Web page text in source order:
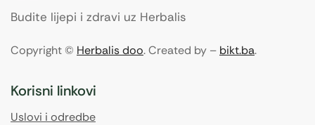
Budite lijepi i zdravi uz Herbalis
Copyright © Herbalis doo. Created by – bikt.ba.
Korisni linkovi
Uslovi i odredbe